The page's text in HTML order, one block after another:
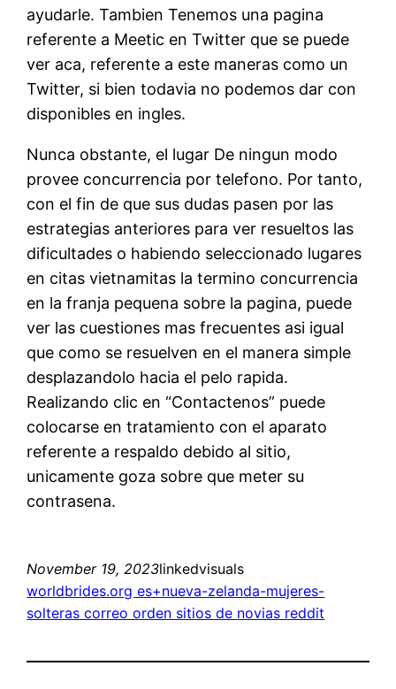
ayudarle. Tambien Tenemos una pagina
referente a Meetic en Twitter que se puede
ver aca, referente a este maneras como un
Twitter, si bien todavia no podemos dar con
disponibles en ingles.
Nunca obstante, el lugar De ningun modo
provee concurrencia por telefono. Por tanto,
con el fin de que sus dudas pasen por las
estrategias anteriores para ver resueltos las
dificultades o habiendo seleccionado lugares
en citas vietnamitas la termino concurrencia
en la franja pequena sobre la pagina, puede
ver las cuestiones mas frecuentes asi igual
que como se resuelven en el manera simple
desplazandolo hacia el pelo rapida.
Realizando clic en “Contactenos” puede
colocarse en tratamiento con el aparato
referente a respaldo debido al sitio,
unicamente goza sobre que meter su
contrasena.
November 19, 2023linkedvisuals
worldbrides.org es+nueva-zelanda-mujeres-
solteras correo orden sitios de novias reddit